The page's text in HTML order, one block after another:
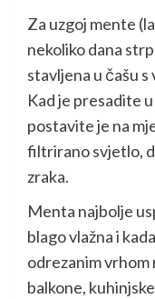
Za uzgoj mente
nekoliko dana
stavljena u čašu
Kad je presadite
postavite je na
filtrirano svjetlo,
zraka.
Menta najbolje
blago vlažna i
odrezanim vrhom
balkone,